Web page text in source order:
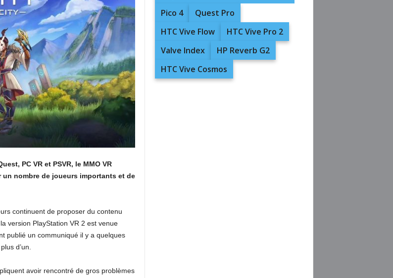
PC VR et PSVR, le MMO VR
nombre de joueurs importants et de
continuent de proposer du contenu
version PlayStation VR 2 est venue
publié un communiqué il y a quelques
d’un.
avoir rencontré de gros problèmes
Pico 4
Quest Pro
HTC Vive Flow
HTC Vive Pro 2
Valve Index
HP Reverb G2
HTC Vive Cosmos